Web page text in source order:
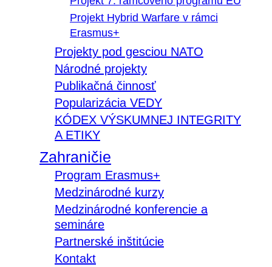
Projekt Hybrid Warfare v rámci
Erasmus+
Projekty pod gesciou NATO
Národné projekty
Publikačná činnosť
Popularizácia VEDY
KÓDEX VÝSKUMNEJ INTEGRITY
A ETIKY
Zahraničie
Program Erasmus+
Medzinárodné kurzy
Medzinárodné konferencie a
semináre
Partnerské inštitúcie
Kontakt